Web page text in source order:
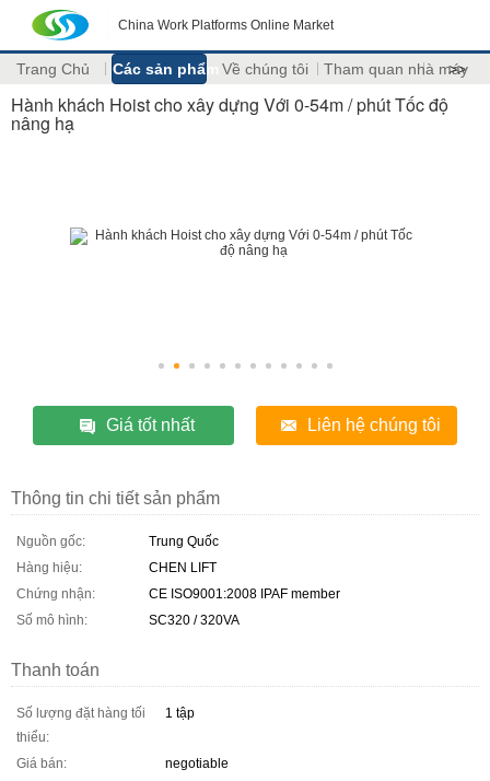
China Work Platforms Online Market
Trang Chủ Các sản phẩm Về chúng tôi Tham quan nhà máy
>>
Hành khách Hoist cho xây dựng Với 0-54m / phút Tốc độ
nâng hạ
Giá tốt nhất Liên hệ chúng tôi
Thông tin chi tiết sản phẩm
Nguồn gốc:
Trung Quốc
Hàng hiệu:
CHEN LIFT
Chứng nhận:
CE ISO9001:2008 IPAF member
Số mô hình:
SC320 / 320VA
Thanh toán
Số lượng đặt hàng tối
thiểu:
1 tập
Giá bán:
negotiable